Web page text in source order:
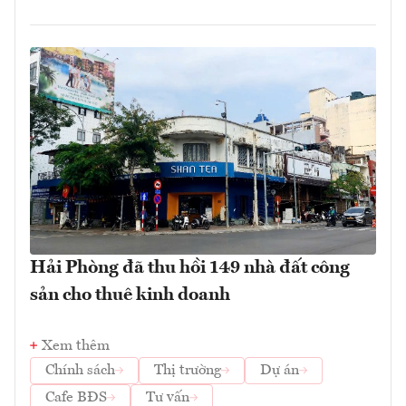
Hải Phòng đã thu hồi 149 nhà đất công
sản cho thuê kinh doanh
Xem thêm
Chính sách
Thị trường
Dự án
Cafe BĐS
Tư vấn